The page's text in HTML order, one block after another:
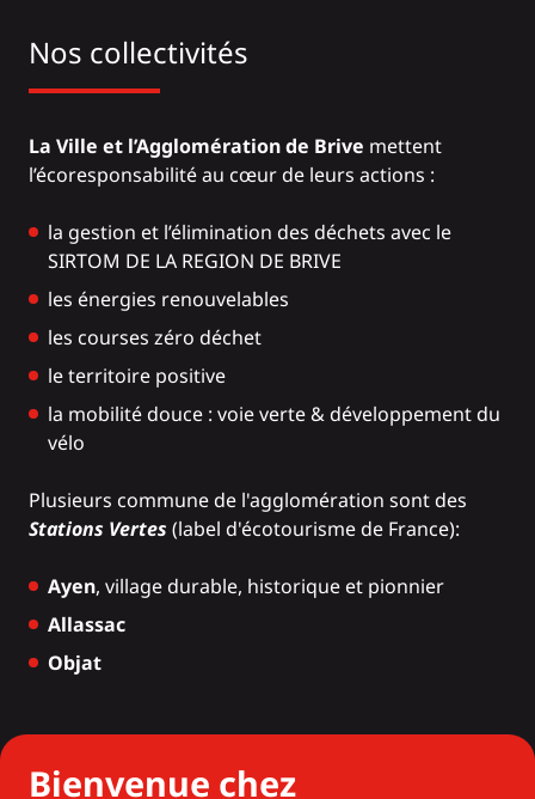
Nos collectivités
La Ville et l’Agglomération de Brive mettent
l’écoresponsabilité au cœur de leurs actions :
la gestion et l’élimination des déchets avec le
SIRTOM DE LA REGION DE BRIVE
les énergies renouvelables
les courses zéro déchet
leterritoire positive
la mobilité douce : voie verte & développement du
vélo
Plusieurs commune de l'agglomération sont des
Stations Vertes (label d'écotourisme de France):
Ayen, village durable, historique et pionnier
Allassac
Objat
Bienvenue chez